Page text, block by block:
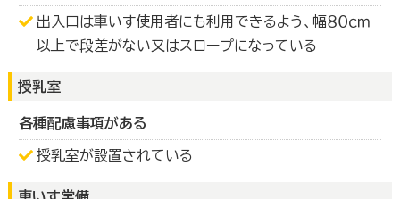
出入口は車いす使用者にも利用できるよう、幅８０ｃｍ
以上で段差がない又はスロープになっている
授乳室
各種配慮事項がある
授乳室が設置されている
車いす常備